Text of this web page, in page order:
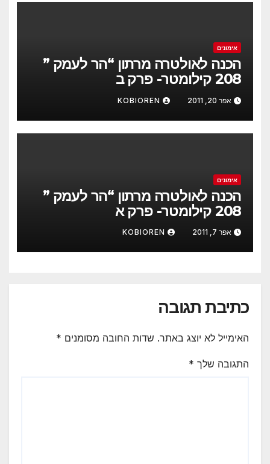
אימונים
הכנה לאולטרה מרתון “הר לעמק ”
208 קילומטר- פרק ב
אפר 20, 2011 KOBIOREN
אימונים
הכנה לאולטרה מרתון “הר לעמק ”
208 קילומטר- פרק א
אפר 7, 2011 KOBIOREN
כתיבת תגובה
האימייל לא יוצג באתר. שדות החובה מסומנים *
התגובה שלך *